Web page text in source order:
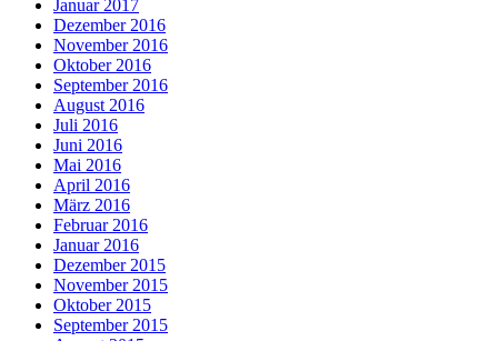
Januar 2017
Dezember 2016
November 2016
Oktober 2016
September 2016
August 2016
Juli 2016
Juni 2016
Mai 2016
April 2016
März 2016
Februar 2016
Januar 2016
Dezember 2015
November 2015
Oktober 2015
September 2015